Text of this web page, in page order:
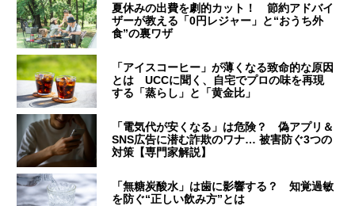
夏休みの出費を劇的カット！ 節約アドバイ
ザーが教える「0円レジャー」と“おうち外
食”の裏ワザ
「アイスコーヒー」が薄くなる致命的な原因
とは UCCに聞く、自宅でプロの味を再現
する「蒸らし」と「黄金比」
「電気代が安くなる」は危険？ 偽アプリ＆
SNS広告に潜む詐欺のワナ… 被害防ぐ3つの
対策【専門家解説】
「無糖炭酸水」は歯に影響する？ 知覚過敏
を防ぐ“正しい飲み方”とは